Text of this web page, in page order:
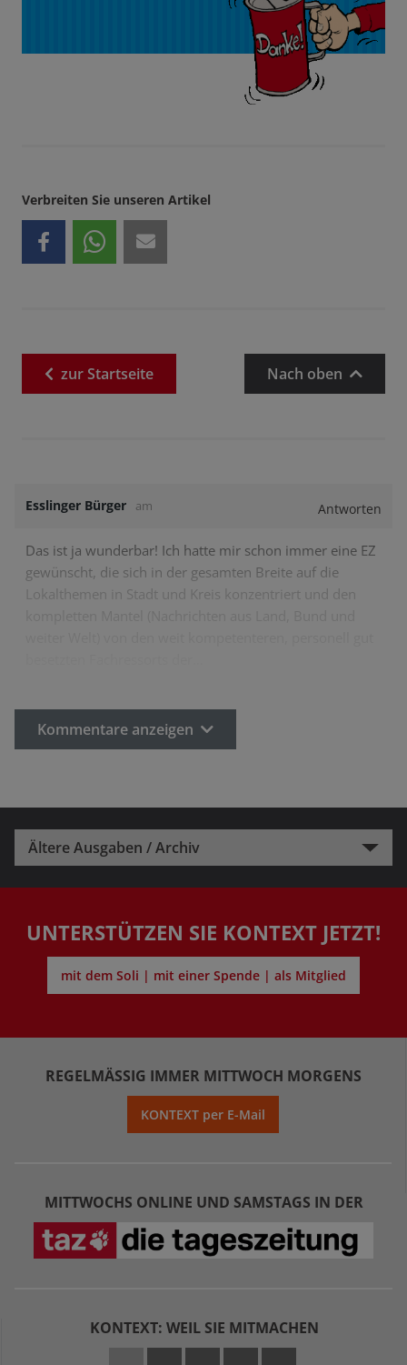
Verbreiten Sie unseren Artikel
zurStartseite Nach oben
Esslinger Bürger am Antworten
Das ist ja wunderbar! Ich hatte mir schon immer eine EZ
gewünscht, die sich in der gesamten Breite auf die
Lokalthemen in Stadt und Kreis konzentriert und den
Kommentare anzeigen
Ältere Ausgaben / Archiv
UNTERSTÜTZEN SIE KONTEXT JETZT!
mit dem Soli | mit einer Spende | als Mitglied
REGELMÄSSIG IMMER MITTWOCH MORGENS
KONTEXT per E-Mail
MITTWOCHS ONLINE UND SAMSTAGS IN DER
KONTEXT: WEIL SIE MITMACHEN